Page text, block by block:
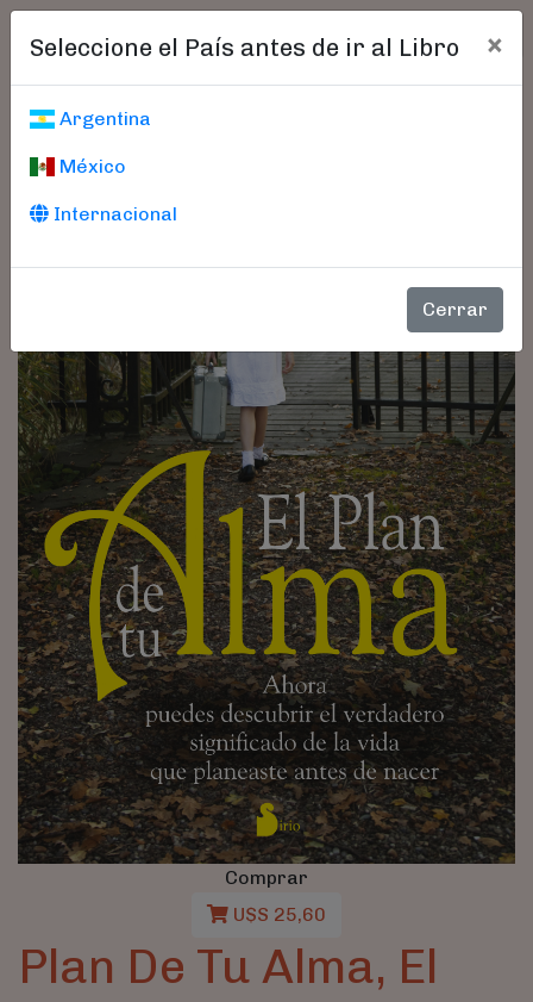
Seleccione el País antes de ir al Libro ×
Argentina
México
Internacional
Cerrar
Comprar
U$S 25,60
Plan De Tu Alma, El